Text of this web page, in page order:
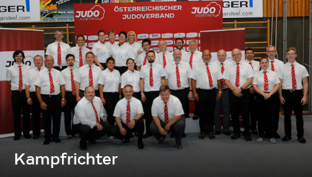
Kampfrichter